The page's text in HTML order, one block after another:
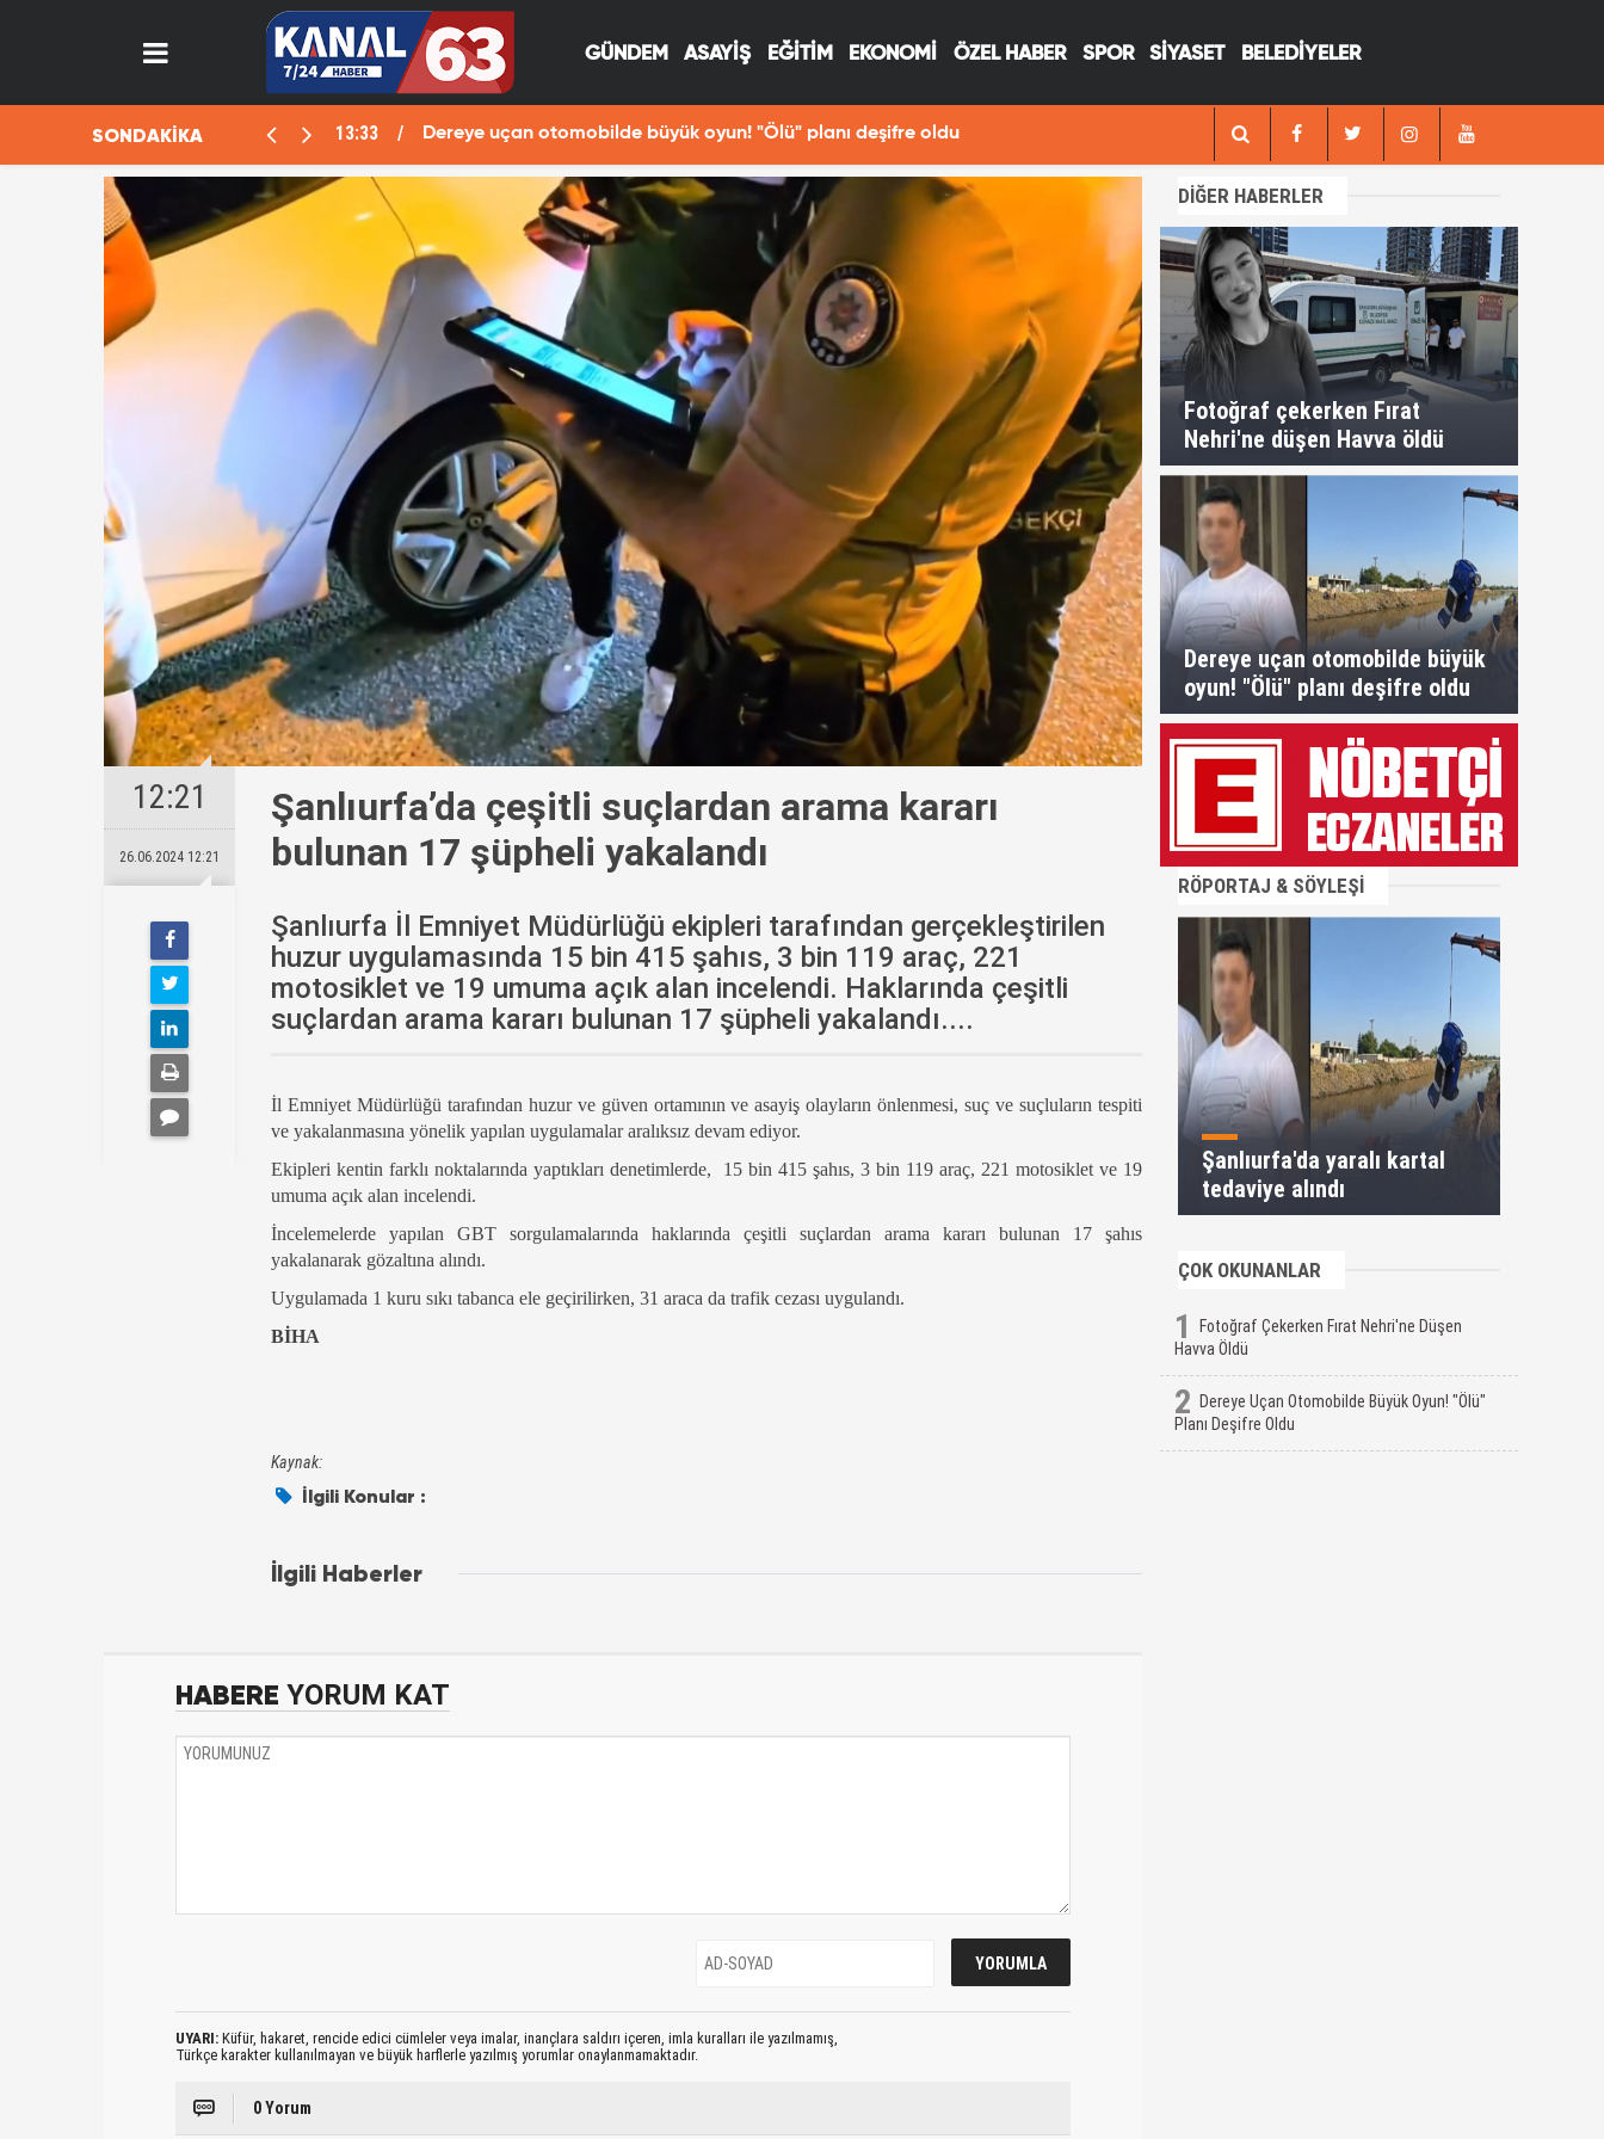
GÜNDEM ASAYİŞ EĞİTİM EKONOMİ ÖZEL HABER SPOR SİYASET BELEDİYELER
SONDAKİKA 13:33 Dereye uçan otomobilde büyük oyun! "Ölü" planı deşifre oldu Fotoğraf çekerken Fırat Nehri'ne düşen
12:21
26.06.2024 12:21
Şanlıurfa’da çeşitli suçlardan arama kararı
bulunan 17 şüpheli yakalandı
Şanlıurfa İl Emniyet Müdürlüğü ekipleri tarafından gerçekleştirilen
huzur uygulamasında 15 bin 415 şahıs, 3 bin 119 araç, 221
motosiklet ve 19 umuma açık alan incelendi. Haklarında çeşitli
suçlardan arama kararı bulunan 17 şüpheli yakalandı....
İl Emniyet Müdürlüğü tarafından huzur ve güven ortamının ve asayiş olayların önlenmesi, suç ve suçluların tespiti
ve yakalanmasına yönelik yapılan uygulamalar aralıksız devam ediyor.
Ekipleri kentin farklı noktalarında yaptıkları denetimlerde,
15 bin 415 şahıs, 3 bin 119 araç, 221 motosiklet ve 19
umuma açık alan incelendi.
İncelemelerde yapılan GBT sorgulamalarında haklarında çeşitli suçlardan arama kararı bulunan 17 şahıs
yakalanarak gözaltına alındı.
Uygulamada 1 kuru sıkı tabanca ele geçirilirken, 31 araca da trafik cezası uygulandı.
BİHA
Kaynak:
İlgili Konular :
İlgili Haberler
HABERE YORUM KAT
UYARI: Küfür, hakaret, rencide edici cümleler veya imalar, inançlara saldırı içeren, imla kuralları ile yazılmamış,
Türkçe karakter kullanılmayan ve büyük harflerle yazılmış yorumlar onaylanmamaktadır.
0 Yorum
DİĞER HABERLER
Fotoğraf çekerken Fırat
Nehri'ne düşen Havva öldü
Dereye uçan otomobilde büyük
oyun! "Ölü" planı deşifre oldu
RÖPORTAJ & SÖYLEŞİ
Şanlıurfa'da yaralı kartal
tedaviye alındı
ÇOK OKUNANLAR
1
Fotoğraf Çekerken Fırat Nehri'ne Düşen
Havva Öldü
2
Dereye Uçan Otomobilde Büyük Oyun! "Ölü"
Planı Deşifre Oldu